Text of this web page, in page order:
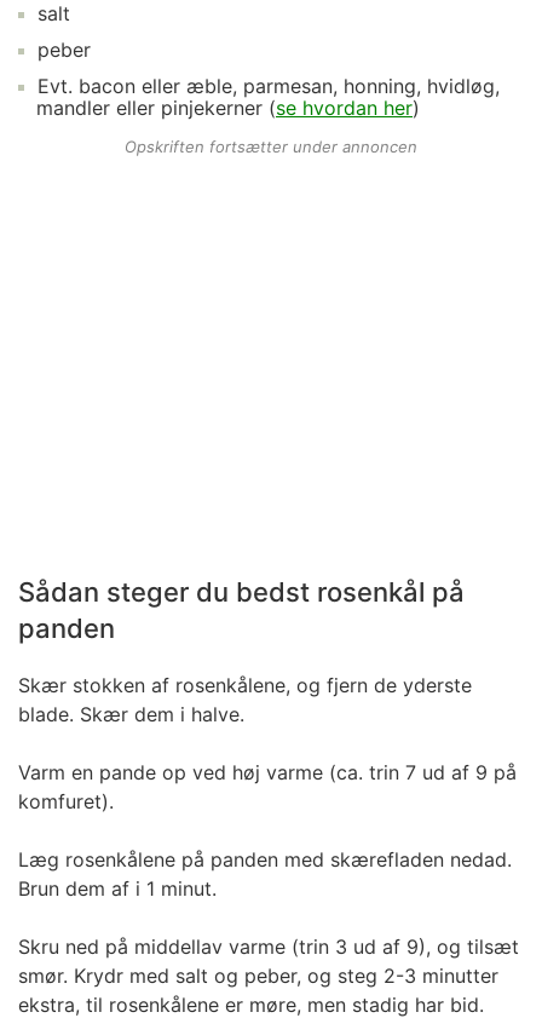
salt
peber
Evt. bacon eller æble, parmesan, honning, hvidløg,
mandler eller pinjekerner (se hvordan her)
Opskriften fortsætter under annoncen
Sådan steger du bedst rosenkål på
panden
Skær stokken af rosenkålene, og fjern de yderste
blade. Skær dem i halve.
Varm en pande op ved høj varme (ca. trin 7 ud af 9 på
komfuret).
Læg rosenkålene på panden med skærefladen nedad.
Brun dem af i 1 minut.
Skru ned på middellav varme (trin 3 ud af 9), og tilsæt
smør. Krydr med salt og peber, og steg 2-3 minutter
ekstra, til rosenkålene er møre, men stadig har bid.